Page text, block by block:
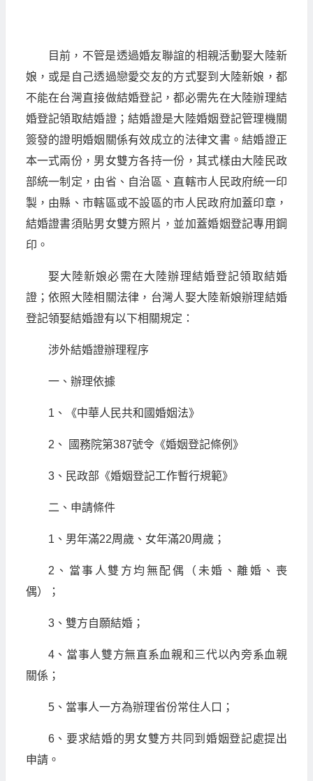
目前，不管是透過婚友聯誼的相親活動娶大陸新
娘，或是自己透過戀愛交友的方式娶到大陸新娘，都
不能在台灣直接做結婚登記，都必需先在大陸辦理結
婚登記領取結婚證；結婚證是大陸婚姻登記管理機關
簽發的證明婚姻關係有效成立的法律文書。結婚證正
本一式兩份，男女雙方各持一份，其式樣由大陸民政
部統一制定，由省、自治區、直轄市人民政府統一印
製，由縣、市轄區或不設區的市人民政府加蓋印章，
結婚證書須貼男女雙方照片，並加蓋婚姻登記專用鋼
印。
娶大陸新娘必需在大陸辦理結婚登記領取結婚
證；依照大陸相關法律，台灣人娶大陸新娘辦理結婚
登記領娶結婚證有以下相關規定：
涉外結婚證辦理程序
一、辦理依據
1、《中華人民共和國婚姻法》
2、 國務院第387號令《婚姻登記條例》
3、民政部《婚姻登記工作暫行規範》
二、申請條件
1、男年滿22周歲、女年滿20周歲；
2、當事人雙方均無配偶（未婚、離婚、喪
偶）；
3、雙方自願結婚；
4、當事人雙方無直系血親和三代以內旁系血親
關係；
5、當事人一方為辦理省份常住人口；
6、要求結婚的男女雙方共同到婚姻登記處提出
申請。